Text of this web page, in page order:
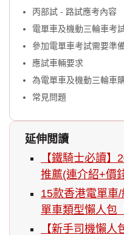
丙部試 - 路試應考內容
電單車及機動三輪車考
參加電單車考試需要準
應試車輛要求
為電單車及機動三輪車
常見問題
延伸閲讀
【鐵騎士必讀
推薦(連介紹+價
15款香港電單車
單車類型懶人包
【新手司機懶人